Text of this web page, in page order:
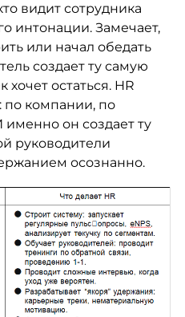
видит сотрудника
интонации. Замечает,
или начал обедать
создает ту самую
хочет остаться. HR
по компании, по
он создает ту
руководители
осознанно.